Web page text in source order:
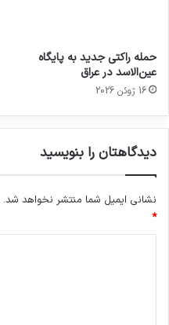
حمله راکتی جدید به پایگاه
عین‌الاسد در عراق
16 ژوئن 2026
دیدگاهتان را بنویسید
نشانی ایمیل شما منتشر نخواهد شد.
*